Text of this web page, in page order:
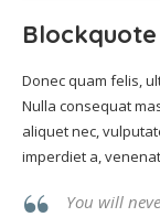
Blockquote
Donec quam felis,
Nulla consequat
aliquet nec,
imperdiet a,
You will